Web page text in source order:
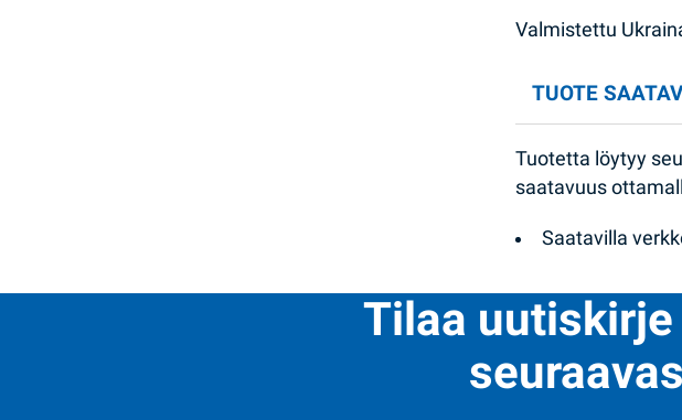
Valmistettu
TUOTE
Tuotetta löytyy
saatavuus
Saatavilla
Tilaa uutiskirje